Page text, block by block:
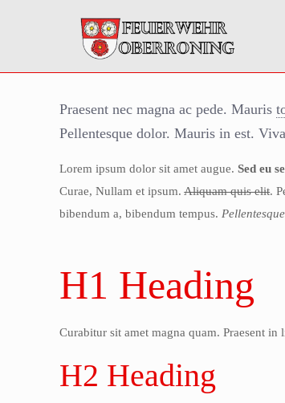
Praesent nec magna ac pede. Mauris
Pellentesque dolor. Mauris in est.
Lorem ipsum dolor sit amet augue.Sed eu
Curae, Nullam et ipsum.Aliquam quis elit.
bibendum a, bibendum tempus.
H1 Heading
Curabitur sit amet magna quam. Praesent
H2 Heading